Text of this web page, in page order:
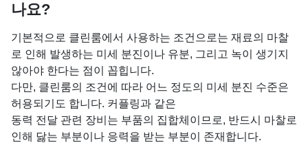
나요?
기본적으로 클린룸에서 사용하는 조건으로는 재료의 마찰
로 인해 발생하는 미세 분진이나 유분, 그리고 녹이 생기지
않아야 한다는 점이 꼽힙니다.
다만, 클린룸의 조건에 따라 어느 정도의 미세 분진 수준은
허용되기도 합니다. 커플링과 같은
동력 전달 관련 장비는 부품의 집합체이므로, 반드시 마찰로
인해 닳는 부분이나 응력을 받는 부분이 존재합니다.